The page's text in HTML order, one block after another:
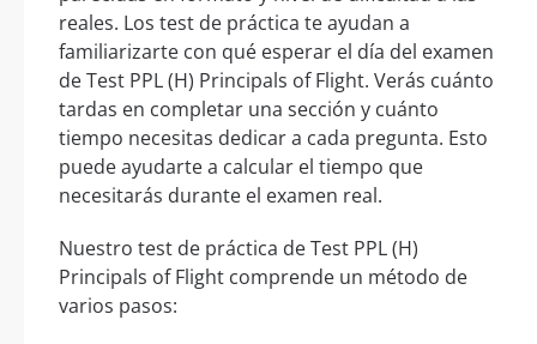
reales. Los test de práctica te ayudan a
familiarizarte con qué esperar el día del examen
de Test PPL (H) Principals of Flight. Verás cuánto
tardas en completar una sección y cuánto
tiempo necesitas dedicar a cada pregunta. Esto
puede ayudarte a calcular el tiempo que
necesitarás durante el examen real.
Nuestro test de práctica de Test PPL (H)
Principals of Flight comprende un método de
varios pasos: